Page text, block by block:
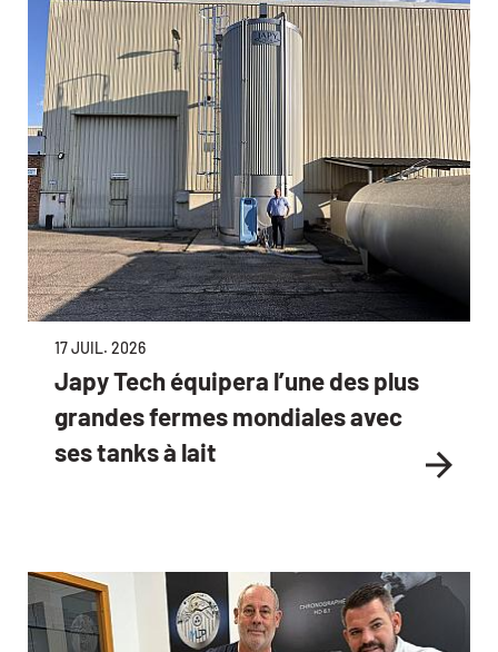
17 JUIL. 2026
Japy Tech équipera l’une des plus
grandes fermes mondiales avec
ses tanks à lait